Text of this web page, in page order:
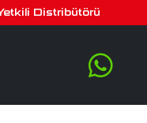
Distribütörü